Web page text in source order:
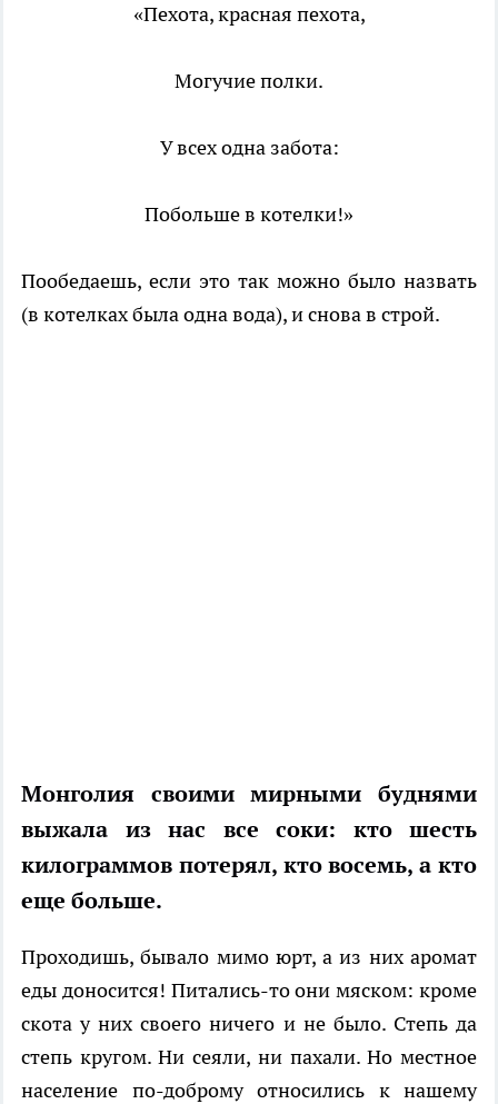
«Пехота, красная пехота,
Могучие полки.
У всех одна забота:
Побольше в котелки!»
Пообедаешь, если это так можно было назвать
(в котелках была одна вода), и снова в строй.
Монголия своими мирными буднями
выжала из нас все соки: кто шесть
килограммов потерял, кто восемь, а кто
еще больше.
Проходишь, бывало мимо юрт, а из них аромат
еды доносится! Питались-то они мяском: кроме
скота у них своего ничего и не было. Степь да
степь кругом. Ни сеяли, ни пахали. Но местное
население по-доброму относились к нашему